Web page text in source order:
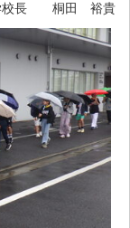
学校長 桐田 裕貴